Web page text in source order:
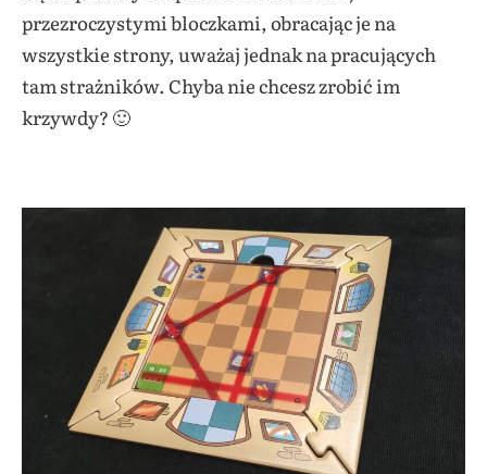
przezroczystymi bloczkami, obracając je na
wszystkie strony, uważaj jednak na pracujących
tam strażników. Chyba nie chcesz zrobić im
krzywdy? 🙂